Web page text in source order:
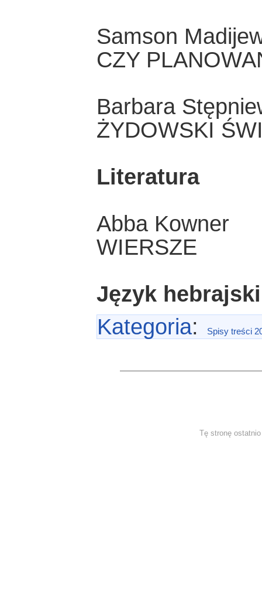
Samson
CZY
Barbara
ŻYDOWSKI
Literatura
Abba Kowner
WIERSZE
Język hebrajski
Kategoria: Spisy treści
Tę stronę